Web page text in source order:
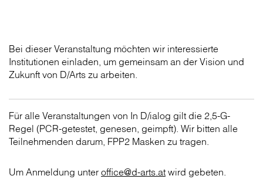
Bei dieser Veranstaltung möchten wir interessierte
Institutionen einladen, um gemeinsam an der Vision und
Zukunft von D/Arts zu arbeiten.
Für alle Veranstaltungen von In D/ialog gilt die 2,5-G-
Regel (PCR-getestet, genesen, geimpft). Wir bitten alle
Teilnehmenden darum, FPP2 Masken zu tragen.
Um Anmeldung unter office@d-arts.at wird gebeten.